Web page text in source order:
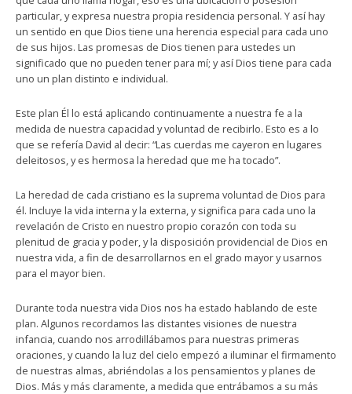
particular, y expresa nuestra propia residencia personal. Y así hay
un sentido en que Dios tiene una herencia especial para cada uno
de sus hijos. Las promesas de Dios tienen para ustedes un
significado que no pueden tener para mí; y así Dios tiene para cada
uno un plan distinto e individual.
Este plan Él lo está aplicando continuamente a nuestra fe a la
medida de nuestra capacidad y voluntad de recibirlo. Esto es a lo
que se refería David al decir: “Las cuerdas me cayeron en lugares
deleitosos, y es hermosa la heredad que me ha tocado”.
La heredad de cada cristiano es la suprema voluntad de Dios para
él. Incluye la vida interna y la externa, y significa para cada uno la
revelación de Cristo en nuestro propio corazón con toda su
plenitud de gracia y poder, y la disposición providencial de Dios en
nuestra vida, a fin de desarrollarnos en el grado mayor y usarnos
para el mayor bien.
Durante toda nuestra vida Dios nos ha estado hablando de este
plan. Algunos recordamos las distantes visiones de nuestra
infancia, cuando nos arrodillábamos para nuestras primeras
oraciones, y cuando la luz del cielo empezó a iluminar el firmamento
de nuestras almas, abriéndolas a los pensamientos y planes de
Dios. Más y más claramente, a medida que entrábamos a su más